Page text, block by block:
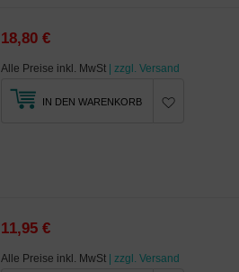
18,80 €
Alle Preise inkl. MwSt | zzgl. Versand
IN DEN WARENKORB
11,95 €
Alle Preise inkl. MwSt | zzgl. Versand